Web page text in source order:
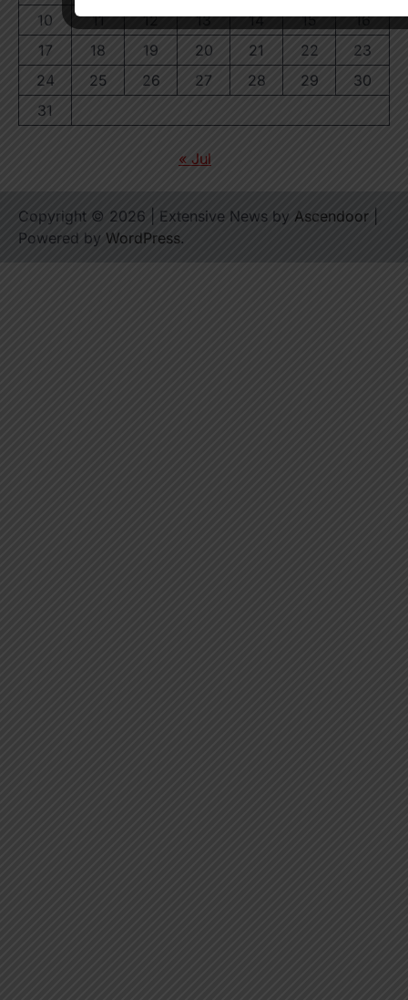
10
11 12 13 14 15
16
17
18 19 20 21 22
23
24
25 26 27 28 29
30
31
« Jul
Copyright © 2026 | Extensive News by Ascendoor
Powered by WordPress.